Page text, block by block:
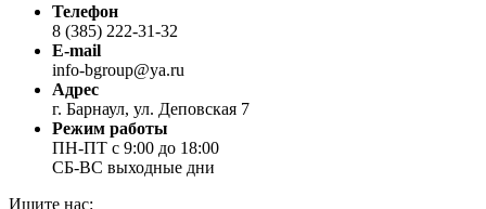
Телефон
8 (385) 222-31-32
E-mail
info-bgroup@ya.ru
Адрес
г. Барнаул, ул. Деповская 7
Режим работы
ПН-ПТ с 9:00 до 18:00
СБ-ВС выходные дни
Ищите нас: